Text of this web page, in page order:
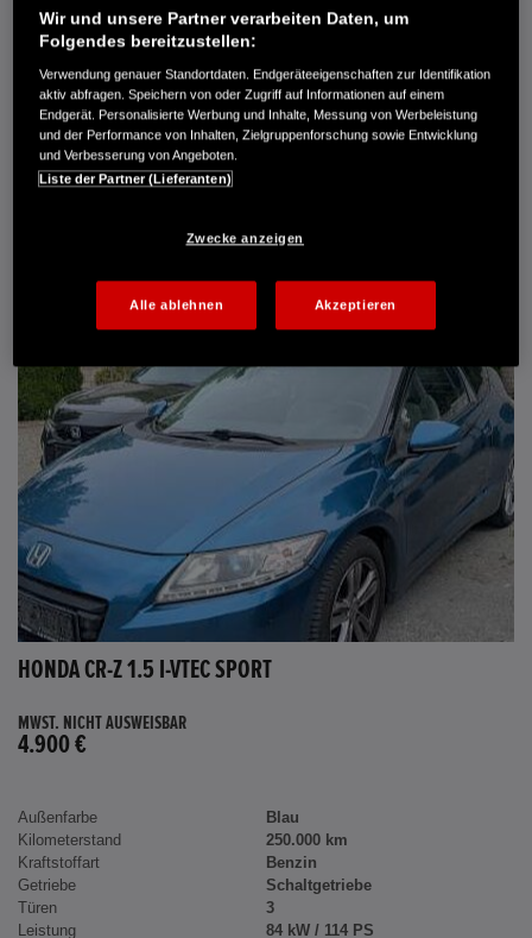
AUTO HARKE GMBH
Randersweide 59-63
21035 Hamburg
+49 40 735 935 0
DETAILS
HONDA CR-Z 1.5 I-VTEC SPORT
MWST. NICHT AUSWEISBAR
4.900 €
Außenfarbe
Blau
Kilometerstand
250.000 km
Kraftstoffart
Benzin
Getriebe
Schaltgetriebe
Türen
3
Leistung
84 kW / 114 PS
Wir und unsere Partner verarbeiten Daten, um
Folgendes bereitzustellen:
Verwendung genauer Standortdaten. Endgeräteeigenschaften zur Identifikation
aktiv abfragen. Speichern von oder Zugriff auf Informationen auf einem
Endgerät. Personalisierte Werbung und Inhalte, Messung von Werbeleistung
und der Performance von Inhalten, Zielgruppenforschung sowie Entwicklung
und Verbesserung von Angeboten.
Liste der Partner (Lieferanten)
Zwecke anzeigen
Alle ablehnen Akzeptieren